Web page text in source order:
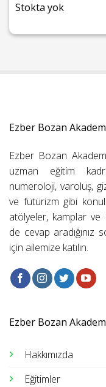
Stokta yok
Ezber Bozan
Ezber Bozan Akademi
uzman eğitim
numeroloji, varoluş,
ve fütürizm gibi
atölyeler, kamplar ve
de cevap
için ailemize katılın.
Ezber Bozan
Hakkımızda
Eğitimler